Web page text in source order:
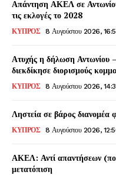
Απάντηση ΑΚΕΛ σε
τις εκλογές το 2028
ΚΥΠΡΟΣ 8 Αυγούστου 2026,
Ατυχής η δήλωση Αντωνίου
διεκδίκησε διορισμούς
ΚΥΠΡΟΣ 8 Αυγούστου 2026,
Ληστεία σε βάρος διανομέα
ΚΥΠΡΟΣ 8 Αυγούστου 2026,
ΑΚΕΛ: Αντί απαντήσεων
μετατόπιση